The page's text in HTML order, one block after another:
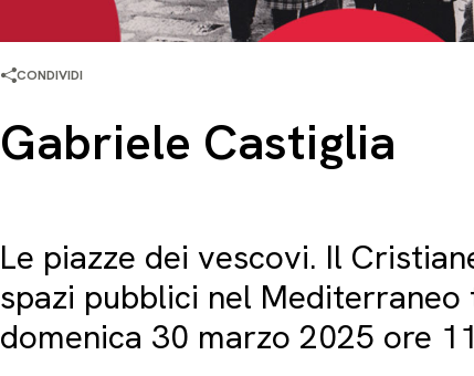
CONDIVIDI
Gabriele Castiglia
Le piazze dei vescovi. Il
spazi pubblici nel
domenica 30 marzo 2025 ore